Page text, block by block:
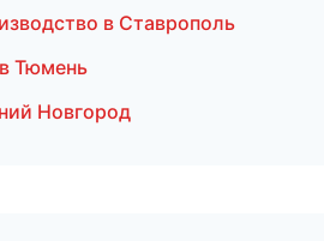
в Ставрополь
Тюмень
Новгород